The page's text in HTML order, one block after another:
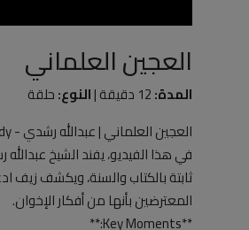
العجين العلماني
المدة: النوع:حلقة
العجين العلماني | عبدالله رشدي - abdullah rushdy
في هذا الفيديو، يفند الشيخ
ثابتة بالكتاب والسنة، ويكشف زيف
المعترضين بأنها من أفكار الإخوان.
**Key Moments:**